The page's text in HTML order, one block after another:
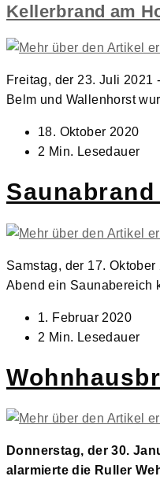
Kellerbrand am
Freitag, der 23. Juli 2021
Belm und Wallenhorst
Beitrag
veröffentlicht:
18. Oktober 2020
Lesedauer:
2 Min. Lesedauer
Samstag, der 17.
Abend ein Saunabereich
Beitrag
veröffentlicht:
1. Februar 2020
Lesedauer:
2 Min. Lesedauer
Donnerstag, der 30.
alarmierte die Ruller